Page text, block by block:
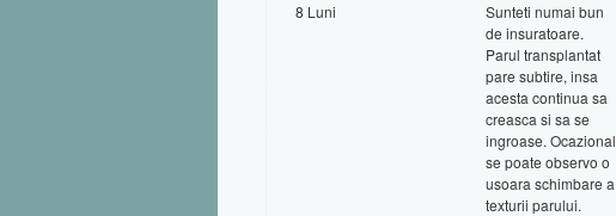
8 Luni
Sunteti numai bun
de insuratoare.
Parul transplantat
pare subtire, insa
acesta continua sa
creasca si sa se
ingroase. Ocazional
se poate observo o
usoara schimbare a
texturii parului.